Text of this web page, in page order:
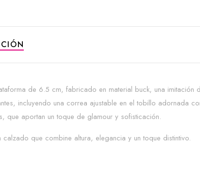
de 6.5 cm, fabricado en material buck, una imitación
incluyendo una correa ajustable en el tobillo adornada
que aportan un toque de glamour y sofisticación.
que combine altura, elegancia y un toque distintivo.